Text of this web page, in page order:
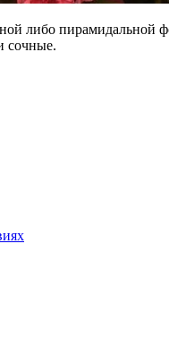
либо пирамидальной
сочные.